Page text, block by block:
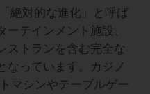
絶対的な進化」と呼ば
テインメント施設、
ストランを含む完全な
なっています。カジノ
マシンやテーブルゲー